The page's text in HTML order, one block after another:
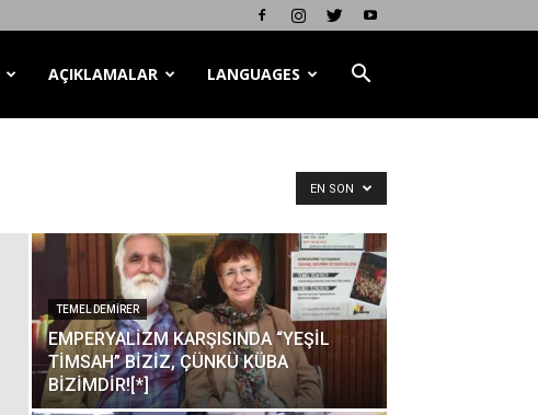
AÇIKLAMALAR LANGUAGES
EN SON
TEMEL DEMIRER
EMPERYALİZM KARŞISINDA “YEŞİL
TİMSAH” BİZİZ, ÇÜNKÜ KÜBA
BİZİMDİR![*]